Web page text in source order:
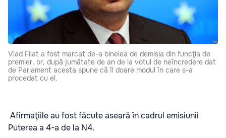
Vlad Filat a fost marcat de-a binelea de demisia din funcţia de
premier, or, după jumătate de an de la votul de neîncredere dat
de Parlament acesta spune că îl doare modul în care s-a
procedat cu el.
Afirmaţiile au fost făcute aseară în cadrul emisiunii
Puterea a 4-a de la N4.